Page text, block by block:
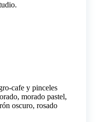
cafe y pinceles
morado pastel,
oscuro, rosado